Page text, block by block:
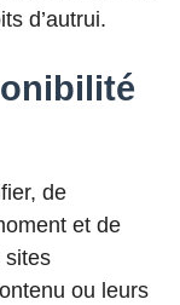
d’autrui.
de
et de
sites
ou leurs